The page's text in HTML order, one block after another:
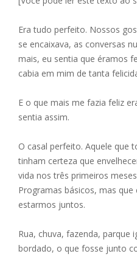
e
b
o
o
ss
e
n
g
ai
l
at
s
A
p
Era tudo perfeito. Nossos
se encaixava, as conversas
mais, eu sentia que éramos
cabia em mim de tanta
E o que mais me fazia feliz
sentia assim.
O casal perfeito. Aquele que
tinham certeza que
vida nos três primeiros
Programas básicos, mas
estarmos juntos.
Rua, chuva, fazenda, parque
bordado, o que fosse junto